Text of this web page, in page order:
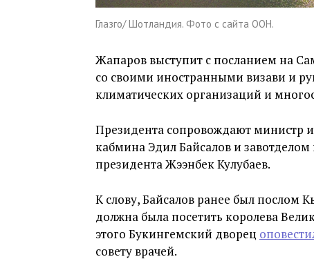
Глазго/ Шотландия. Фото с сайта ООН.
Жапаров выступит с посланием на
со своими иностранными визави и
климатических организаций и
Президента сопровождают министр
кабмина Эдил Байсалов и
президента Жээнбек Кулубаев.
К слову, Байсалов ранее был послом
должна была посетить королева
этого Букингемский дворец
совету врачей.